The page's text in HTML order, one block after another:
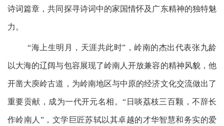
诗词篇章，共同探寻诗词中的家国情怀及广东精神的独特魅
力。
“海上生明月，天涯共此时”，岭南的杰出代表张九龄
以大海的辽阔与包容展现了岭南人开放兼容的精神风貌，他
开凿大庾岭古道，为岭南地区与中原的经济文化交流做出了
重要贡献，成为一代开元名相。“日啖荔枝三百颗，不辞长
作岭南人”， 文学巨匠苏轼以其卓越的才华智慧和务实的爱